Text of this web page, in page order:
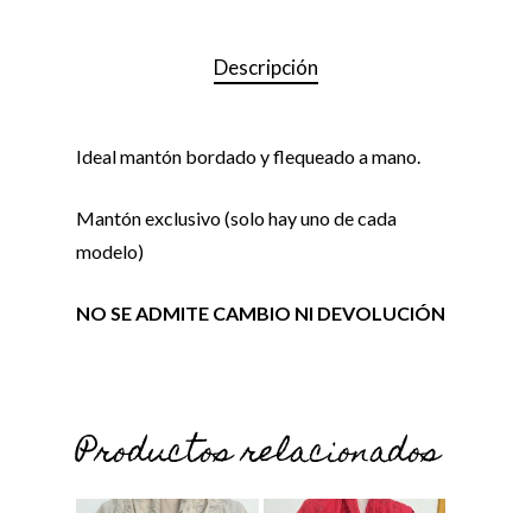
Descripción
Ideal mantón bordado y flequeado a mano.
Mantón exclusivo (solo hay uno de cada
modelo)
NO SE ADMITE CAMBIO NI DEVOLUCIÓN
Productos relacionados